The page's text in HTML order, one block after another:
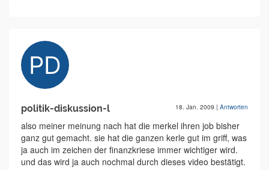
politik-diskussion-l 18. Jan. 2009 | Antworten
also meiner meinung nach hat die merkel ihren job bisher
ganz gut gemacht. sie hat die ganzen kerle gut im griff, was
ja auch im zeichen der finanzkriese immer wichtiger wird.
und das wird ja auch nochmal durch dieses video bestätigt.